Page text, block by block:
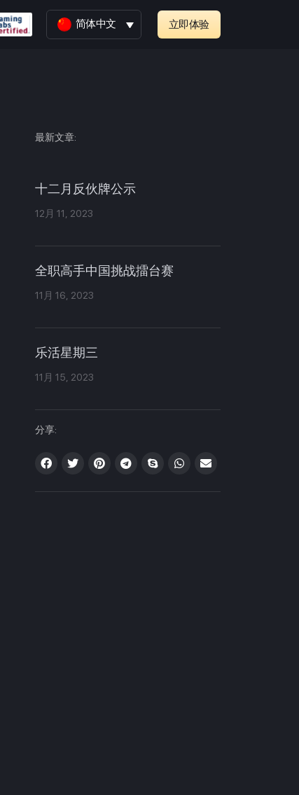
简体中文 立即体验
最新文章:
十二月反伙牌公示
12月 11, 2023
全职高手中国挑战擂台赛
11月 16, 2023
乐活星期三
11月 15, 2023
分享: